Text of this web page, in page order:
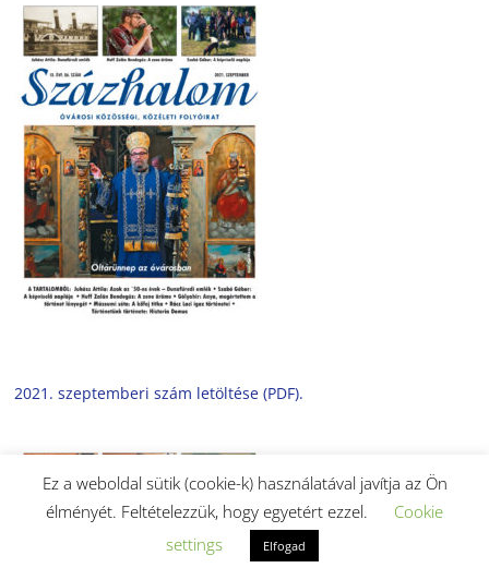
2021. szeptemberi szám letöltése (PDF).
Ez a weboldal sütik (cookie-k) használatával javítja az Ön
élményét. Feltételezzük, hogy egyetért ezzel.
Cookie
settings
Elfogad